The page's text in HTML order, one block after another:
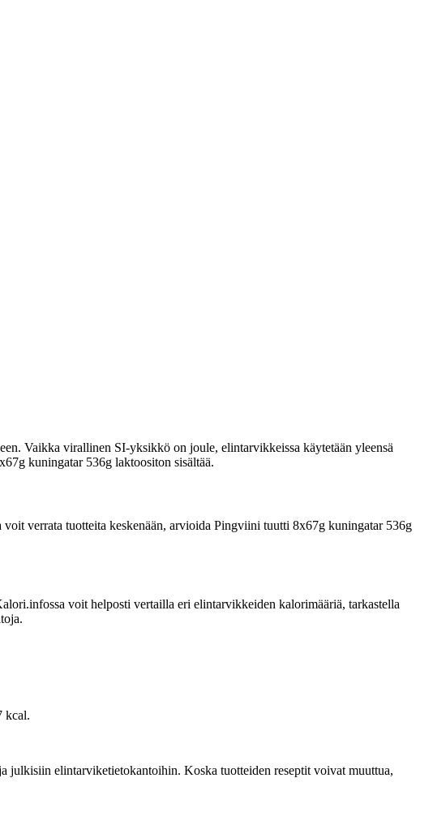
Vaikka virallinen SI-yksikkö on joule, elintarvikkeissa käytetään yleensä
kuningatar 536g laktoositon sisältää.
verrata tuotteita keskenään, arvioida Pingviini tuutti 8x67g kuningatar 536g
voit helposti vertailla eri elintarvikkeiden kalorimääriä, tarkastella
kcal.
julkisiin elintarviketietokantoihin. Koska tuotteiden reseptit voivat muuttua,